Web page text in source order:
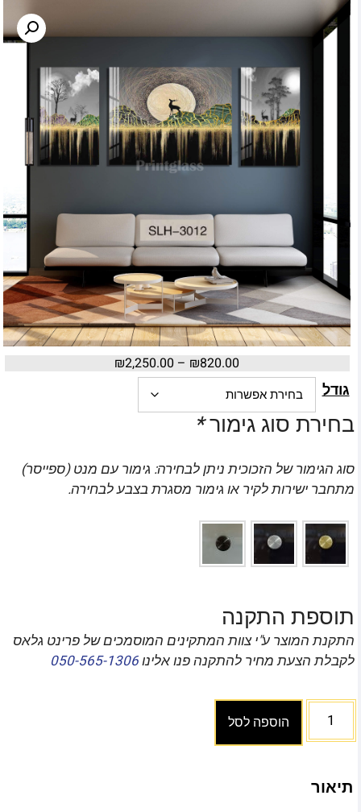
₪820.00
–
₪2,250.00
גודל
בחירת סוג גימור*
סוג הגימור של הזכוכית ניתן לבחירה: גימור עם מנט (ספייסר)
מתחבר ישירות לקיר או גימור מסגרת בצבע לבחירה.
תוספת התקנה
התקנת המוצר ע"י צוות המתקינים המוסמכים של פרינט גלאס
לקבלת הצעת מחיר להתקנה פנו אלינו050-565-1306
הוספה לסל
תיאור